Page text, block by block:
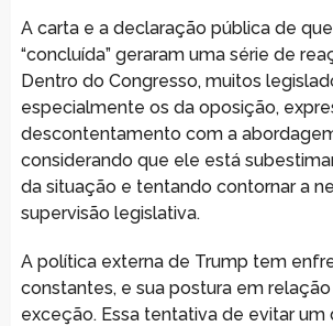
A carta e a declaração pública de
“concluída” geraram uma série de
Dentro do Congresso, muitos
especialmente os da oposição,
descontentamento com a
considerando que ele está
da situação e tentando contornar a
supervisão legislativa.
A política externa de Trump tem
constantes, e sua postura em
exceção. Essa tentativa de evitar um